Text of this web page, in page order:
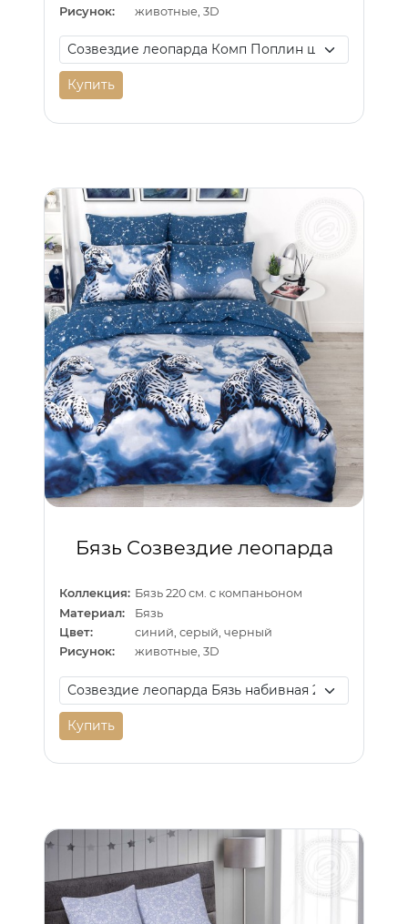
Рисунок:
животные, 3D
Купить
Бязь Созвездие леопарда
Коллекция: Бязь 220 см. с компаньоном
Материал:
Бязь
Цвет:
синий, серый, черный
Рисунок:
животные, 3D
Купить